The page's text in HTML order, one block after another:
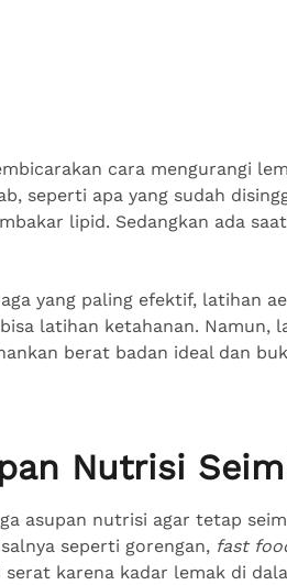
cara mengurangi
seperti apa yang sudah
lipid. Sedangkan ada
yang paling efektif, latihan
latihan ketahanan.
berat badan ideal dan
Nutrisi
asupan nutrisi agar tetap
seperti gorengan, fast
serat karena kadar lemak di